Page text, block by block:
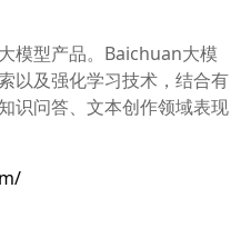
模型产品。Baichuan大模
以及强化学习技术，结合有
识问答、文本创作领域表现